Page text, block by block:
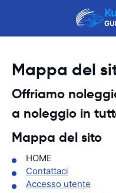
Mappa del
Offriamo
a noleggio in
Mappa del sito
HOME
Contattaci
Accesso utente